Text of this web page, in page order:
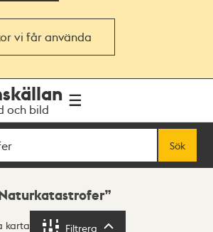
vi får använda
och bild
Sök
karta Filtrera